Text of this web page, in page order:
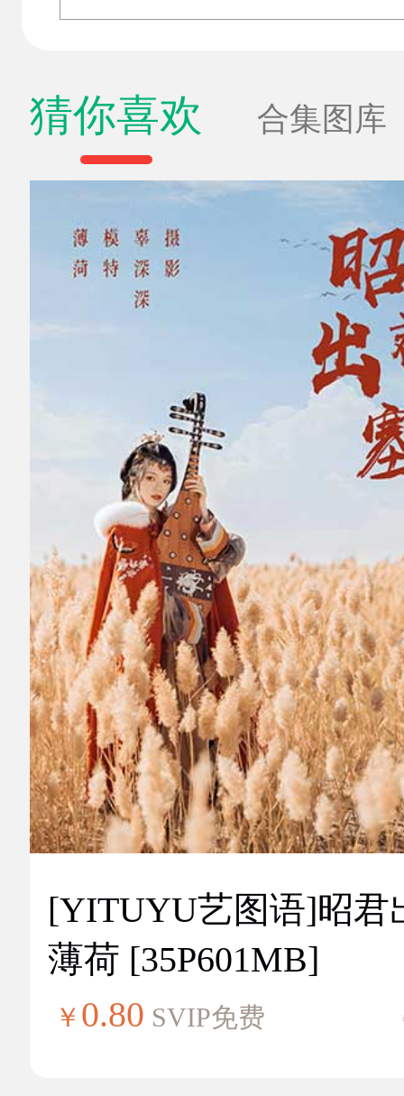
猜你喜欢 合集图库
[YITUYU艺图语]昭君
薄荷 [35P601MB]
￥ 0.80 SVIP免费